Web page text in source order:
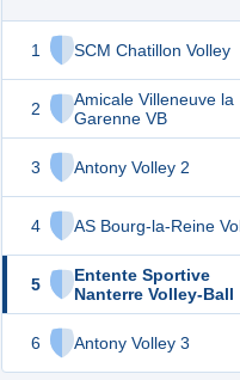
1 SCM Chatillon Volley
2
Amicale Villeneuve la
Garenne VB
3 Antony Volley 2
4 AS Bourg-la-Reine
5
Entente Sportive
Nanterre Volley-Ball
6 Antony Volley 3